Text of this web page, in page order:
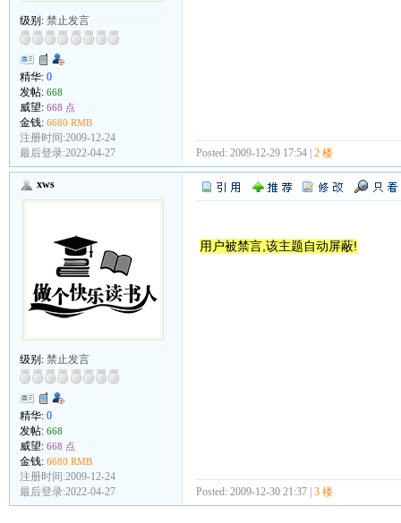
级别: 禁止发言
精华: 0
发帖: 668
威望: 668 点
金钱: 6680 RMB
注册时间:2009-12-24
最后登录:2022-04-27
Posted: 2009-12-29 17:54 | 2 楼
xws
级别: 禁止发言
精华: 0
发帖: 668
威望: 668 点
金钱: 6680 RMB
注册时间:2009-12-24
最后登录:2022-04-27
用户被禁言,该主题自动屏蔽!
Posted: 2009-12-30 21:37 | 3 楼